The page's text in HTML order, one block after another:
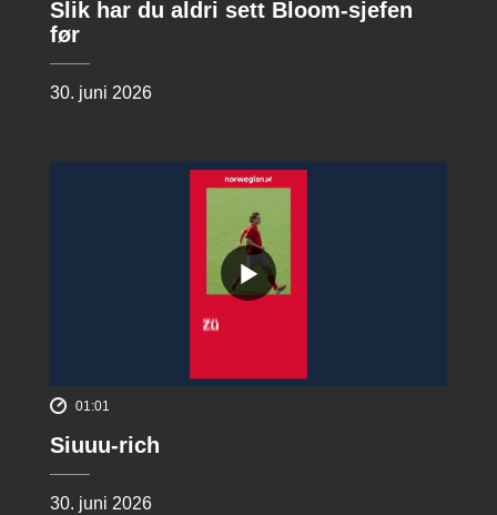
Slik har du aldri sett Bloom-sjefen
før
30. juni 2026
01:01
Siuuu-rich
30. juni 2026